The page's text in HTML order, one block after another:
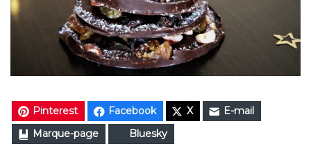
Pinterest Facebook X
E-mail
Marque-page
Bluesky